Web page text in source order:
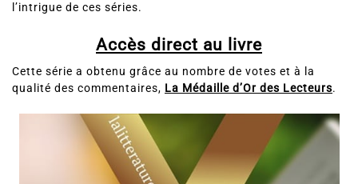
l’intrigue de ces séries.
Accès direct au livre
Cette série a obtenu grâce au nombre de votes et à la
qualité des commentaires, La Médaille d’Or des Lecteurs.